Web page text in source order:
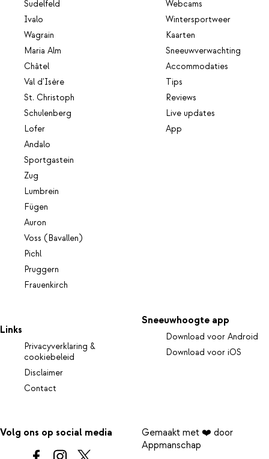
Sudelfeld
Ivalo
Wagrain
Maria Alm
Châtel
Val d'Isère
St. Christoph
Schulenberg
Lofer
Andalo
Sportgastein
Zug
Lumbrein
Fügen
Auron
Voss (Bavallen)
Pichl
Pruggern
Frauenkirch
Webcams
Wintersportweer
Kaarten
Sneeuwverwachting
Accommodaties
Tips
Reviews
Live updates
App
Links
Privacyverklaring &
cookiebeleid
Disclaimer
Contact
Sneeuwhoogte app
Download voor Android
Download voor iOS
Volg ons op social media
Gemaakt met ❤️ door
Appmanschap